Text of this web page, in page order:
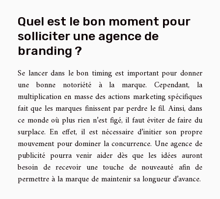
Quel est le bon moment pour
solliciter une agence de
branding ?
Se lancer dans le bon timing est important pour donner
une bonne notoriété à la marque. Cependant, la
multiplication en masse des actions marketing spécifiques
fait que les marques finissent par perdre le fil. Ainsi, dans
ce monde où plus rien n’est figé, il faut éviter de faire du
surplace. En effet, il est nécessaire d’initier son propre
mouvement pour dominer la concurrence. Une agence de
publicité pourra venir aider dès que les idées auront
besoin de recevoir une touche de nouveauté afin de
permettre à la marque de maintenir sa longueur d’avance.